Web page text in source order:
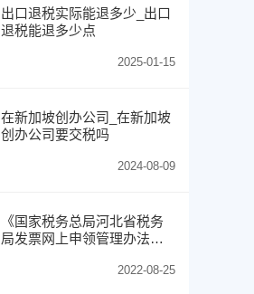
出口退税实际能退多少_出口
退税能退多少点
2025-01-15
在新加坡创办公司_在新加坡
创办公司要交税吗
2024-08-09
《国家税务总局河北省税务
局发票网上申领管理办法》
2022-08-25